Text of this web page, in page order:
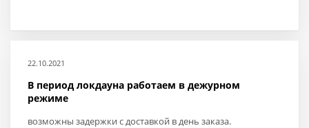
22.10.2021
В период локдауна работаем в дежурном
режиме
возможны задержки с доставкой в день заказа.